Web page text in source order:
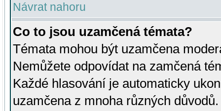
Návrat nahoru
Co to jsou uzamčená témata?
Témata mohou být uzamčena
Nemůžete odpovídat na zamčená
Každé hlasování je automaticky
uzamčena z mnoha různých důvodů.